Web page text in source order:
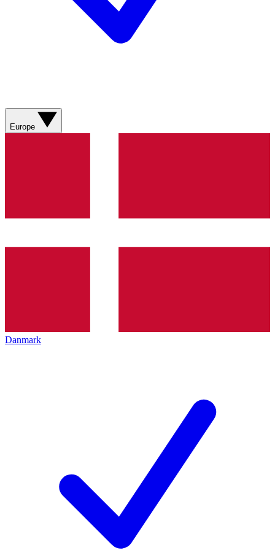
Europe
Danmark